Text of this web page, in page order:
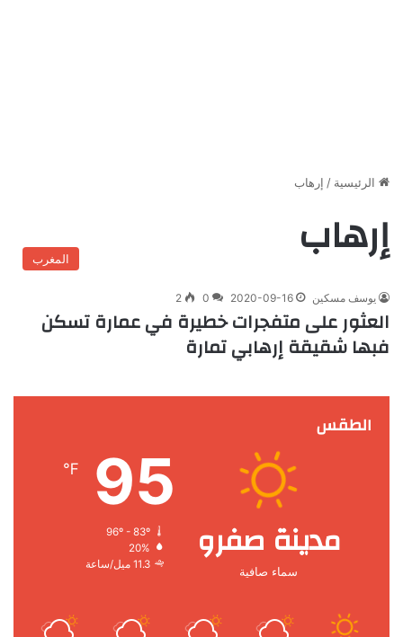
الرئيسية / إرهاب
إرهاب المغرب
يوسف مسكين 2020-09-16
0
2
العثور على متفجرات خطيرة في عمارة تسكن
فبها شقيقة إرهابي تمارة
الطقس
مدينة صفرو
سماء صافية
95
℉
96º - 83º
20%
11.3 ميل/ساعة